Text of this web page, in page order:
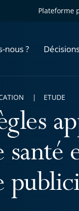
Plateforme
nous ?
santé
ETUDE